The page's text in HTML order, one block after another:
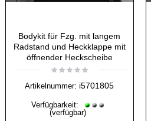
Bodykit für Fzg. mit langem
Radstand und Heckklappe mit
öffnender Heckscheibe
Artikelnummer: i5701805
Verfügbarkeit:
(verfügbar)